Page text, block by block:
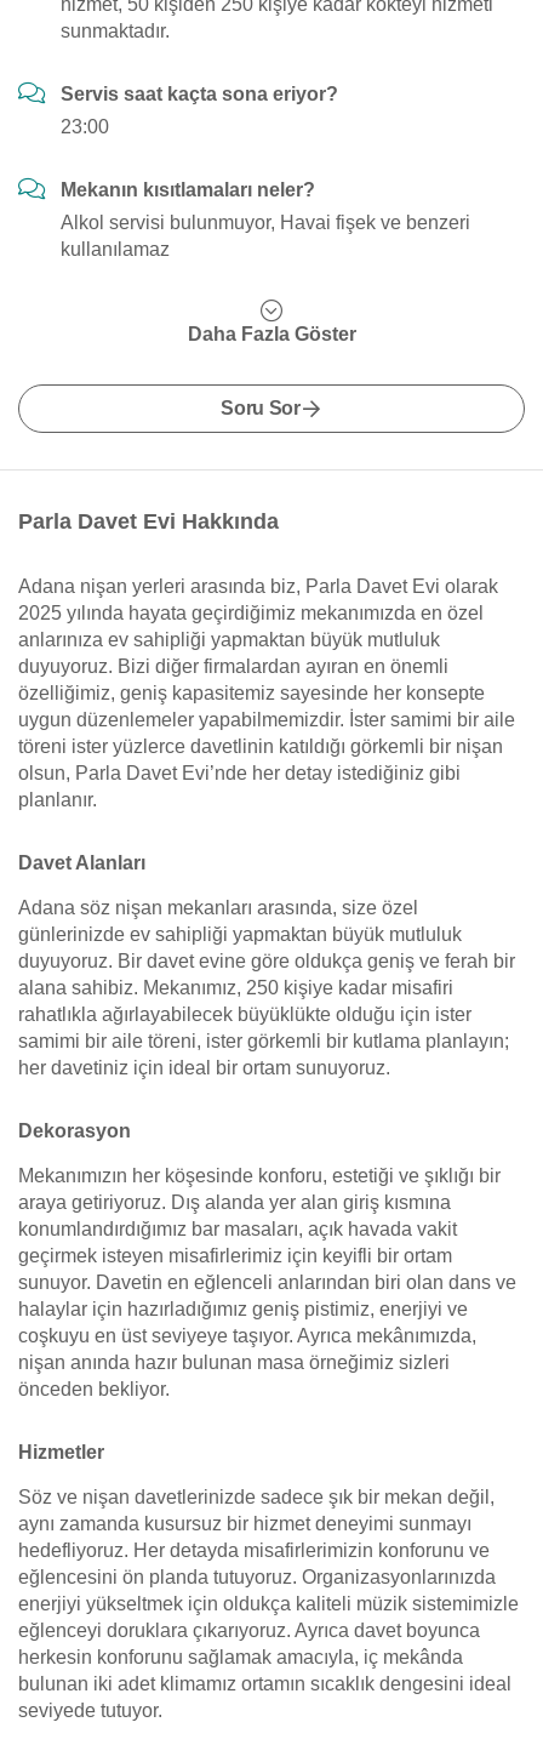
hizmet, 50 kişiden 250 kişiye kadar kokteyl hizmeti
sunmaktadır.
Servis saat kaçta sona eriyor?
23:00
Mekanın kısıtlamaları neler?
Alkol servisi bulunmuyor, Havai fişek ve benzeri
kullanılamaz
Daha Fazla Göster
Soru Sor
Parla Davet Evi Hakkında
Adana nişan yerleri arasında biz, Parla Davet Evi olarak
2025 yılında hayata geçirdiğimiz mekanımızda en özel
anlarınıza ev sahipliği yapmaktan büyük mutluluk
duyuyoruz. Bizi diğer firmalardan ayıran en önemli
özelliğimiz, geniş kapasitemiz sayesinde her konsepte
uygun düzenlemeler yapabilmemizdir. İster samimi bir aile
töreni ister yüzlerce davetlinin katıldığı görkemli bir nişan
olsun, Parla Davet Evi’nde her detay istediğiniz gibi
planlanır.
Davet Alanları
Adana söz nişan mekanları arasında, size özel
günlerinizde ev sahipliği yapmaktan büyük mutluluk
duyuyoruz. Bir davet evine göre oldukça geniş ve ferah bir
alana sahibiz. Mekanımız, 250 kişiye kadar misafiri
rahatlıkla ağırlayabilecek büyüklükte olduğu için ister
samimi bir aile töreni, ister görkemli bir kutlama planlayın;
her davetiniz için ideal bir ortam sunuyoruz.
Dekorasyon
Mekanımızın her köşesinde konforu, estetiği ve şıklığı bir
araya getiriyoruz. Dış alanda yer alan giriş kısmına
konumlandırdığımız bar masaları, açık havada vakit
geçirmek isteyen misafirlerimiz için keyifli bir ortam
sunuyor. Davetin en eğlenceli anlarından biri olan dans ve
halaylar için hazırladığımız geniş pistimiz, enerjiyi ve
coşkuyu en üst seviyeye taşıyor. Ayrıca mekânımızda,
nişan anında hazır bulunan masa örneğimiz sizleri
önceden bekliyor.
Hizmetler
Söz ve nişan davetlerinizde sadece şık bir mekan değil,
aynı zamanda kusursuz bir hizmet deneyimi sunmayı
hedefliyoruz. Her detayda misafirlerimizin konforunu ve
eğlencesini ön planda tutuyoruz. Organizasyonlarınızda
enerjiyi yükseltmek için oldukça kaliteli müzik sistemimizle
eğlenceyi doruklara çıkarıyoruz. Ayrıca davet boyunca
herkesin konforunu sağlamak amacıyla, iç mekânda
bulunan iki adet klimamız ortamın sıcaklık dengesini ideal
seviyede tutuyor.